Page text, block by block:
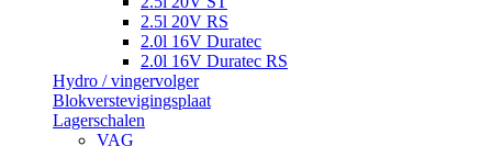
2.5l 20V RS
2.0l 16V Duratec
2.0l 16V Duratec RS
Hydro / vingervolger
Blokverstevigingsplaat
Lagerschalen
VAG